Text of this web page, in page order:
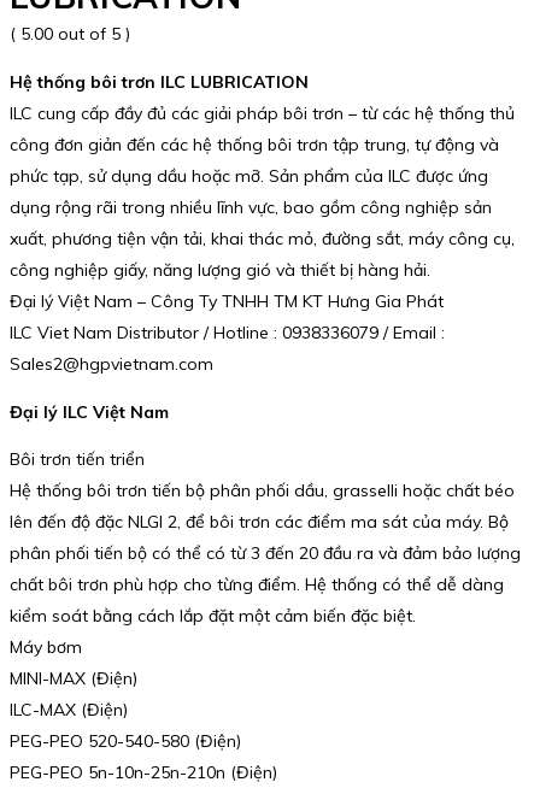
( 5.00 out of 5 )
Hệ thống bôi trơn ILC LUBRICATION
ILC cung cấp đầy đủ các giải pháp bôi trơn – từ các hệ thống thủ
công đơn giản đến các hệ thống bôi trơn tập trung, tự động và
phức tạp, sử dụng dầu hoặc mỡ. Sản phẩm của ILC được ứng
dụng rộng rãi trong nhiều lĩnh vực, bao gồm công nghiệp sản
xuất, phương tiện vận tải, khai thác mỏ, đường sắt, máy công cụ,
công nghiệp giấy, năng lượng gió và thiết bị hàng hải.
Đại lý Việt Nam – Công Ty TNHH TM KT Hưng Gia Phát
ILC Viet Nam Distributor / Hotline : 0938336079 / Email :
Sales2@hgpvietnam.com
Đại lý ILC Việt Nam
Bôi trơn tiến triển
Hệ thống bôi trơn tiến bộ phân phối dầu, grasselli hoặc chất béo
lên đến độ đặc NLGI 2, để bôi trơn các điểm ma sát của máy. Bộ
phân phối tiến bộ có thể có từ 3 đến 20 đầu ra và đảm bảo lượng
chất bôi trơn phù hợp cho từng điểm. Hệ thống có thể dễ dàng
kiểm soát bằng cách lắp đặt một cảm biến đặc biệt.
Máy bơm
MINI-MAX (Điện)
ILC-MAX (Điện)
PEG-PEO 520-540-580 (Điện)
PEG-PEO 5n-10n-25n-210n (Điện)